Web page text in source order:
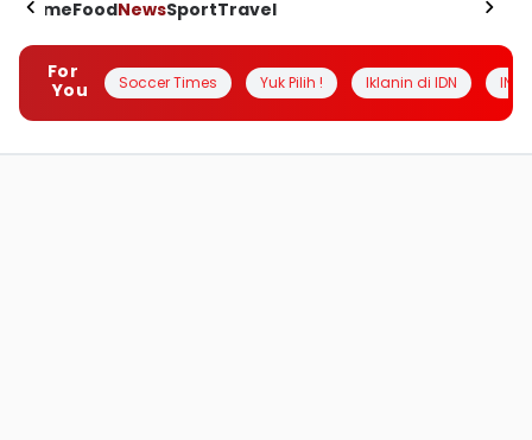
HomeFoodNewsSportTravel
For
You
Soccer Times Yuk Pilih ! Iklanin di IDN